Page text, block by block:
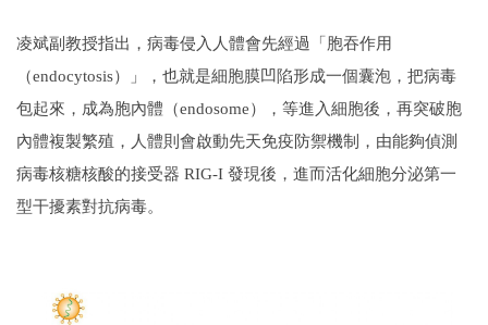
凌斌副教授指出，病毒侵入人體會先經過「胞吞作用
（endocytosis）」，也就是細胞膜凹陷形成一個囊泡，把病毒
包起來，成為胞內體（endosome），等進入細胞後，再突破胞
內體複製繁殖，人體則會啟動先天免疫防禦機制，由能夠偵測
病毒核糖核酸的接受器 RIG-I 發現後，進而活化細胞分泌第一
型干擾素對抗病毒。